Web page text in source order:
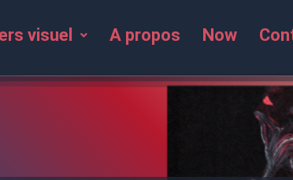
visuel A propos Now